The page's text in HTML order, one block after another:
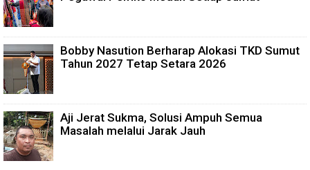
Bobby Nasution Berharap Alokasi TKD Sumut
Tahun 2027 Tetap Setara 2026
Aji Jerat Sukma, Solusi Ampuh Semua
Masalah melalui Jarak Jauh